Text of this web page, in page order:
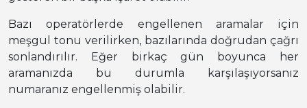
Bazı operatörlerde engellenen aramalar için
meşgul tonu verilirken, bazılarında doğrudan çağrı
sonlandırılır. Eğer birkaç gün boyunca her
aramanızda bu durumla karşılaşıyorsanız
numaranız engellenmiş olabilir.